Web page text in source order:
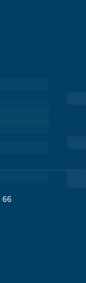
66